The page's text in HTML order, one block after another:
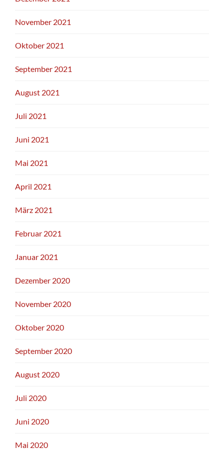
November 2021
Oktober 2021
September 2021
August 2021
Juli 2021
Juni 2021
Mai 2021
April 2021
März 2021
Februar 2021
Januar 2021
Dezember 2020
November 2020
Oktober 2020
September 2020
August 2020
Juli 2020
Juni 2020
Mai 2020